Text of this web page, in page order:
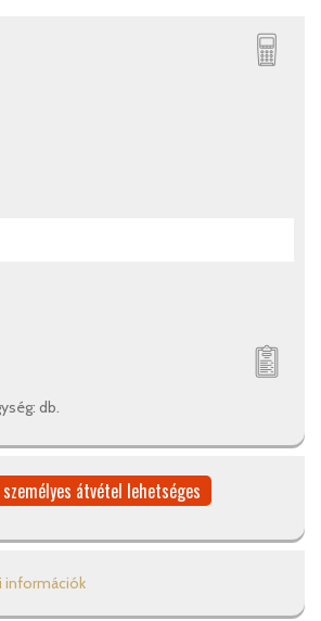
db.
személyes átvétel lehetséges
információk